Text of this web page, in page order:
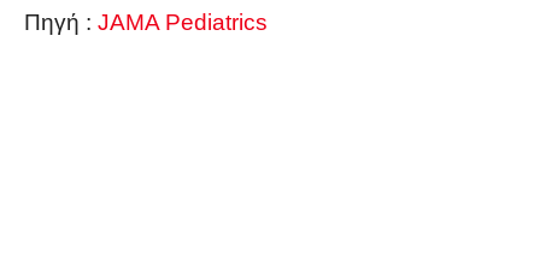
Πηγή : JAMA Pediatrics